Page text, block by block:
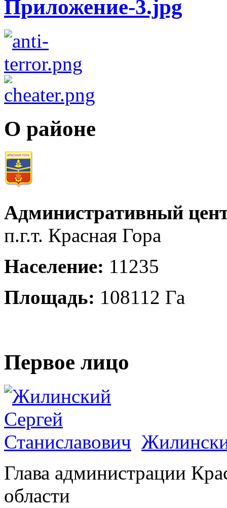
О районе
Административный
п.г.т. Красная Гора
Население: 11235
Площадь: 108112 Га
Первое лицо
Глава администрации
области